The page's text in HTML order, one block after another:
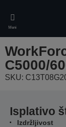
main
content
Meni
C5000/
SKU:
Isplativo
Izdržljivost